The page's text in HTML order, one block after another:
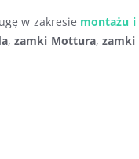
w zakresie montażu
, zamki Mottura, zamki